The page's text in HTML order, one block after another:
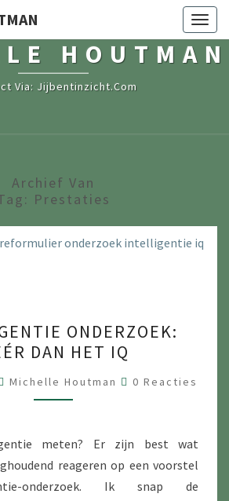
HOUTMAN
Via: Jijbentinzicht.com
Archief Van
Prestaties
N
T
E
L
I
G
E
ONDERZOEK:
DAN HET IQ
Michelle Houtman
R
I
S
0 Reacties
meten? Er zijn best wat
reageren op een voorstel
onderzoek. Ik snap de